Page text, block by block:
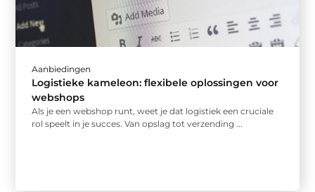
Aanbiedingen
Logistieke kameleon: flexibele oplossingen voor
webshops
Als je een webshop runt, weet je dat logistiek een cruciale
rol speelt in je succes. Van opslag tot verzending ...